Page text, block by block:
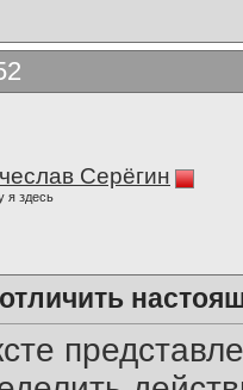
Серёгин
я здесь
отличить